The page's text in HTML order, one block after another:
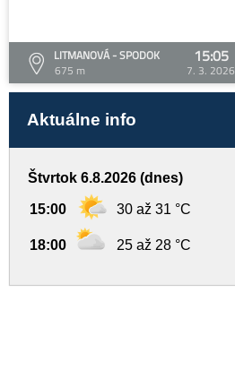
LITMANOVÁ - SPODOK
675 m
15:05
7. 3. 2026
Aktuálne info
Štvrtok 6.8.2026 (dnes)
15:00 30 až 31 °C
18:00 25 až 28 °C